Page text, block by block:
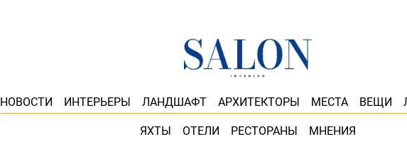
НОВОСТИ ИНТЕРЬЕРЫ ЛАНДШАФТ АРХИТЕКТОРЫ МЕСТА ВЕЩИ
ЯХТЫ ОТЕЛИ РЕСТОРАНЫ МНЕНИЯ